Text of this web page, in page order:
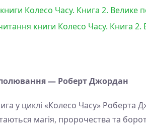
Колесо Часу. Книга 2.
книги Колесо Часу. Книга
— Роберт Джордан
у циклі «Колесо Часу»
магія, пророчества та